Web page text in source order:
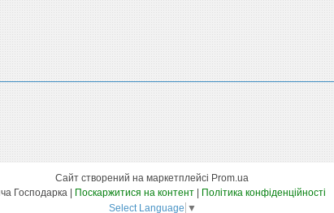
Сайт створений на маркетплейсі Prom.ua
Поскаржитися на контент
Політика конфіденційності
Select Language ▼